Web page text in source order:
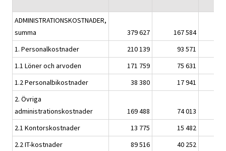
ADMINISTRATIONSKOSTNADER,
summa
379 627 167 584
1. Personalkostnader
210 139 93 571
1.1 Löner och arvoden
171 759 75 631
1.2 Personalbikostnader
38 380 17 941
2. Övriga
administrationskostnader
169 488 74 013
2.1 Kontorskostnader
13 775 15 482
2.2 IT-kostnader
89 516 40 252